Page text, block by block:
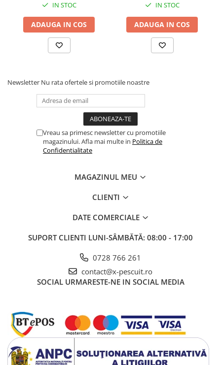
Diametru:0.25 mm
Lungime rolă:150 m
Culoare:Gri translucid
Acest produs se potrivește pescarilor de feeder, de la nivel
începător până la avansat, care caută un fir de încredere
pentru partide recreative sau competiții locale. Este ideal
pentru cei care preferă un echipament echilibrat, unde
rezistența la nod este prioritară.
după fiecare partidă, deoarece contactul cu pragurile sau
prelungită a rolei la lumina directă a soarelui (raze UV)
pentru a menține proprietățile polimerului pe termen lung.
utilizând doar acest diametru fără un înaintaș adecvat în
IN STOC
ADAUGA IN COS
IN STOC
ADAUGA IN COS
Newsletter Nu rata ofertele si promotiile noastre
Vreau sa primesc newsletter cu promotiile
magazinului. Afla mai multe in Politica de
Confidentialitate
MAGAZINUL MEU
CLIENTI
DATE COMERCIALE
SUPORT CLIENTI LUNI-SÂMBĂTĂ: 08:00 - 17:00
0728 766 261
contact@x-pescuit.ro
SOCIAL URMARESTE-NE IN SOCIAL MEDIA